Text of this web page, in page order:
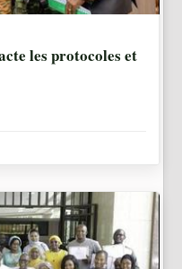
les protocoles et